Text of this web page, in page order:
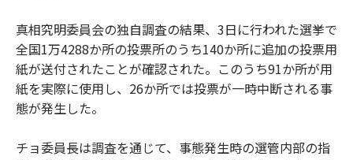
真相究明委員会の独自調査の結果、3日に行われた選挙で
全国1万4288か所の投票所のうち140か所に追加の投票用
紙が送付されたことが確認された。このうち91か所が用
紙を実際に使用し、26か所では投票が一時中断される事
態が発生した。
チョ委員長は調査を通じて、事態発生時の選管内部の指